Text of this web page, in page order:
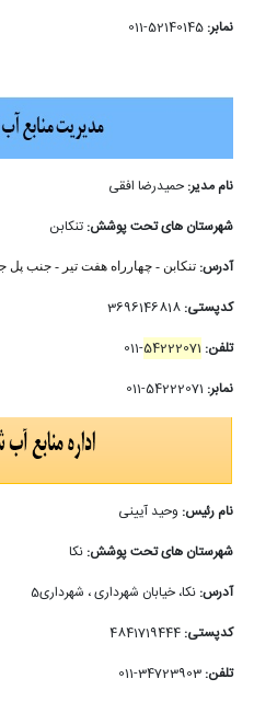
نمابر: 52140145-011
نام مدیر: حمیدرضا افقی
شهرستان های تحت پوشش:تنکابن
آدرس:تنکابن - چهارراه هفت تیر - جنب پل
کدپستی: 3696146818
تلفن: 54222071
-011
نمابر:
نام رئیس: وحید آیینی
شهرستان های تحت پوشش:نکا
آدرس:نکا، خیابان شهرداری ، شهرداری5
کدپستی: 4841719444
تلفن:34723903-011